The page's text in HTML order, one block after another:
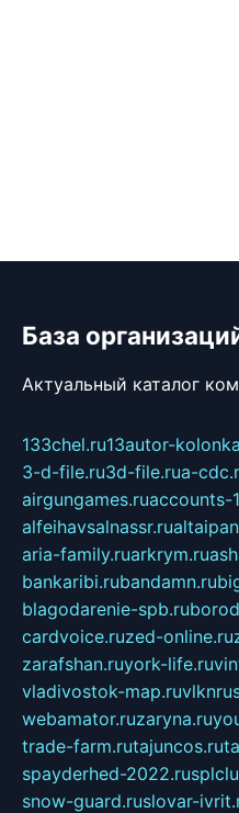
База
Актуальный каталог
133chel.ru13autor-
3-d-file.ru3d-file.rua-
airgungames.ruaccounts-
alfeihavsalnassr.ru
aria-family.ruarkrym.ru
bankaribi.rubandamn.ru
blagodarenie-spb.ru
cardvoice.ruzed-online.ru
zarafshan.ruyork-life.ru
vladivostok-map.ru
webamator.ruzaryna.ru
trade-farm.rutajuncos.ru
spayderhed-2022.ru
snow-guard.ruslovar-